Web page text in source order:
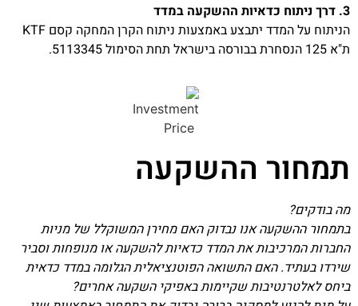
3. דרך ניתוח כדאיות ההשקעה במדד
הניתוח על המדד יתבצע באמצעות ניתוח הקרן המחקה קסם KTF
ת"א 125 הנסחרת בבורסה בישראל תחת הסימול 5113345.
תמחור ההשקעה
מה בודקים?
בתמחור ההשקעה אנו נבדוק האם מחירן המשוקלל של מניות
החברות המרכיבות את המדד כדאיות להשקעה או מנופחות וסביר
שירדו בעתיד. האם התשואה הפוטנציאלית הגלומה במדד כדאית
ביחס לאלטרנטיבות שקיימות באפיקי השקעה אחרים?